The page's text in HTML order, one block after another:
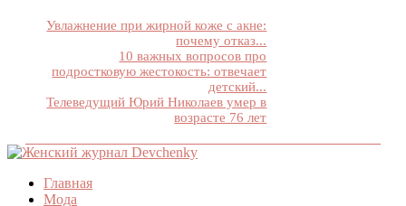
Увлажнение при жирной коже с акне:
почему отказ...
10 важных вопросов про
подростковую жестокость: отвечает
детский...
Телеведущий Юрий Николаев умер в
возрасте 76 лет
Главная
Мода